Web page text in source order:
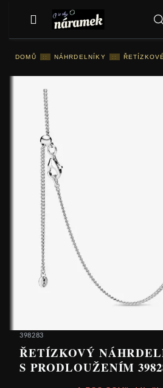
DOMŮ :: NÁHRDELNÍKY ::
398283
ŘETÍZKOVÝ
S PRODLOUŽENÍM